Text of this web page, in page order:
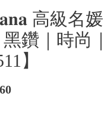
高級名
鑽｜時尚
】